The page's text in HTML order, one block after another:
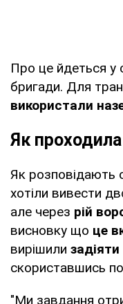
Про це йдеться у
бригади. Для
використали
Як проходила
Як розповідають
хотіли вивести
але через рій
висновку що це
вирішили
скориставшись
"Ми завдання